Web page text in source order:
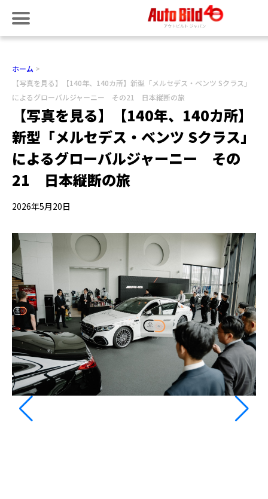
ホーム
【写真を見る】【140年、140カ所】新型「メルセデス・ベンツ Sクラス」
によるグローバルジャーニー その21 日本縦断の旅
【写真を見る】【140年、140カ所】
新型「メルセデス・ベンツ Sクラス」
によるグローバルジャーニー その
21 日本縦断の旅
2026年5月20日